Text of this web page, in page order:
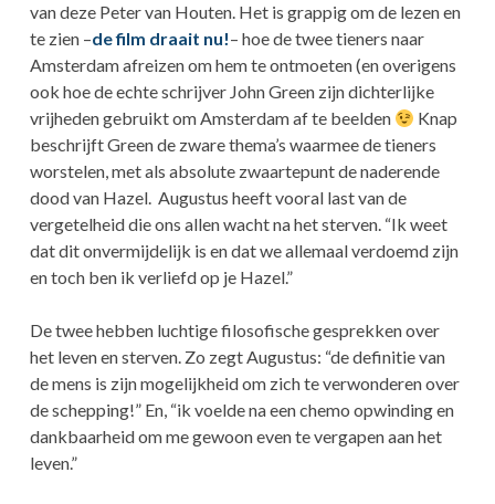
van deze Peter van Houten. Het is grappig om de lezen en
te zien –de film draait nu!– hoe de twee tieners naar
Amsterdam afreizen om hem te ontmoeten (en overigens
ook hoe de echte schrijver John Green zijn dichterlijke
vrijheden gebruikt om Amsterdam af te beelden
Knap
beschrijft Green de zware thema’s waarmee de tieners
worstelen, met als absolute zwaartepunt de naderende
dood van Hazel. Augustus heeft vooral last van de
vergetelheid die ons allen wacht na het sterven. “Ik weet
dat dit onvermijdelijk is en dat we allemaal verdoemd zijn
en toch ben ik verliefd op je Hazel.”
De twee hebben luchtige filosofische gesprekken over
het leven en sterven. Zo zegt Augustus: “de definitie van
de mens is zijn mogelijkheid om zich te verwonderen over
de schepping!” En, “ik voelde na een chemo opwinding en
dankbaarheid om me gewoon even te vergapen aan het
leven.”